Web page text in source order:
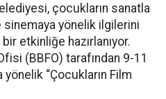
çocukların sanatla
sinemaya yönelik ilgilerini
etkinliğe hazırlanıyor.
(BBFO) tarafından 9-11
“Çocukların Film